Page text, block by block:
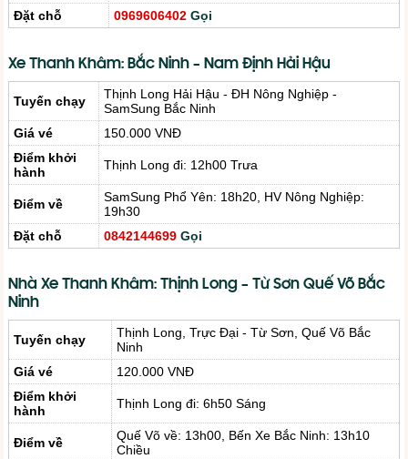
Đặt chỗ
0969606402 Gọi
Xe Thanh Khâm: Bắc Ninh – Nam Định Hải Hậu
Tuyến chạy
Thịnh Long Hải Hậu - ĐH Nông Nghiệp -
SamSung Bắc Ninh
Giá vé
150.000 VNĐ
Điểm khởi
hành
Thịnh Long đi: 12h00 Trưa
Điểm về
SamSung Phổ Yên: 18h20, HV Nông Nghiệp:
19h30
Đặt chỗ
0842144699 Gọi
Nhà Xe Thanh Khâm: Thịnh Long – Từ Sơn Quế Võ Bắc
Ninh
Tuyến chạy
Thịnh Long, Trực Đại - Từ Sơn, Quế Võ Bắc
Ninh
Giá vé
120.000 VNĐ
Điểm khởi
hành
Thịnh Long đi: 6h50 Sáng
Điểm về
Quế Võ về: 13h00, Bến Xe Bắc Ninh: 13h10
Chiều